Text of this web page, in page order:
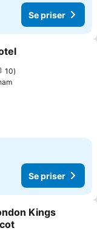
Se priser
10
Se priser
Kings